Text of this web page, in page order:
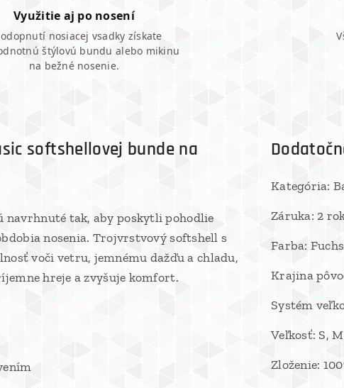
Využitie aj po nosení
odopnutí nosiacej vsadky získate
štýlovú bundu alebo mikinu
na bežné nosenie.
softshellovej bunde na
navrhnuté tak, aby poskytli pohodlie
nosenia. Trojvrstvový softshell s
voči vetru, jemnému dažďu a chladu,
hreje a zvyšuje komfort.
Kategória:
Záruka: 2
Farba:
Krajina
Systém
Veľkosť: S,
Zloženie: